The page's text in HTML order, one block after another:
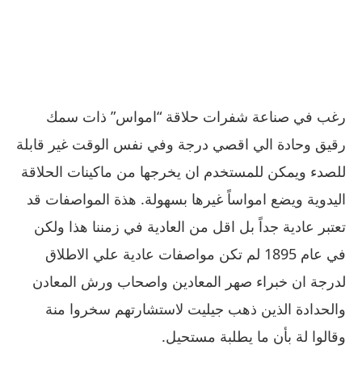
رغب في صناعة شفرات حلاقة “امواس” ذات سمك
رقيق وحادة الي اقصي درجة وفي نفس الوقت غير قابلة
للصدء ويمكن للمستخدم ان يخرجها من ماكينات الحلاقة
اليدوية ويضع امواساً غيرها بسهولة. هذة المواصفات قد
تعتبر عادية جداً بل اقل من العادية في زمننا هذا ولكن
في عام 1895 لم تكن مواصفات عادية علي الاطلاق
لدرجة ان خبراء صهر المعادين واصحاب ورش المعادن
والحدادة الذين ذهب جيليت لاستشارتهم سخروا منة
وقالوا لة بأن ما يطلبة مستحيل.